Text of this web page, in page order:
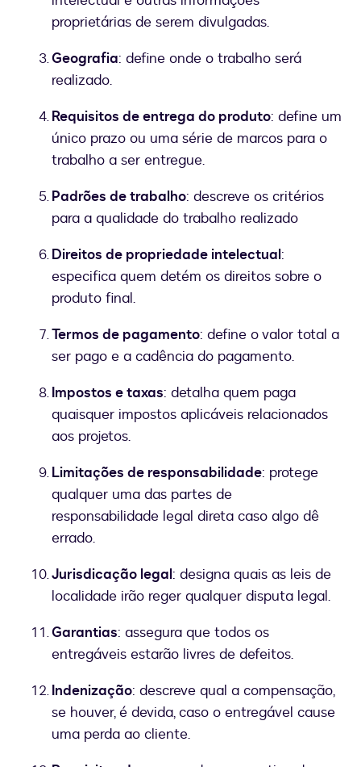
proprietárias de serem divulgadas.
Geografia: define onde o trabalho será
realizado.
Requisitos de entrega do produto: define um
único prazo ou uma série de marcos para o
trabalho a ser entregue.
Padrões de trabalho: descreve os critérios
para a qualidade do trabalho realizado
Direitos de propriedade intelectual:
especifica quem detém os direitos sobre o
produto final.
Termos de pagamento: define o valor total a
ser pago e a cadência do pagamento.
Impostos e taxas: detalha quem paga
quaisquer impostos aplicáveis relacionados
aos projetos.
Limitações de responsabilidade: protege
qualquer uma das partes de
responsabilidade legal direta caso algo dê
errado.
Jurisdicação legal: designa quais as leis de
localidade irão reger qualquer disputa legal.
Garantias: assegura que todos os
entregáveis estarão livres de defeitos.
Indenização: descreve qual a compensação,
se houver, é devida, caso o entregável cause
uma perda ao cliente.